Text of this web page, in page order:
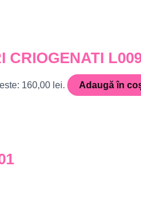
CRIOGENATI
160,00 lei. Adaugă în